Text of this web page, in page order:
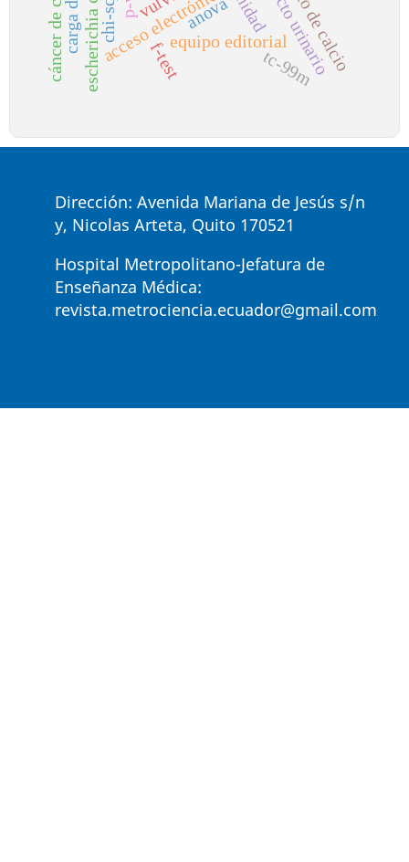
equipo editorial
acceso electrónico
escherichia coli anova
f-test tc-99m
Dirección: Avenida Mariana de Jesús s/n
y, Nicolas Arteta, Quito 170521
Hospital Metropolitano-Jefatura de
Enseñanza Médica:
revista.metrociencia.ecuador@gmail.com